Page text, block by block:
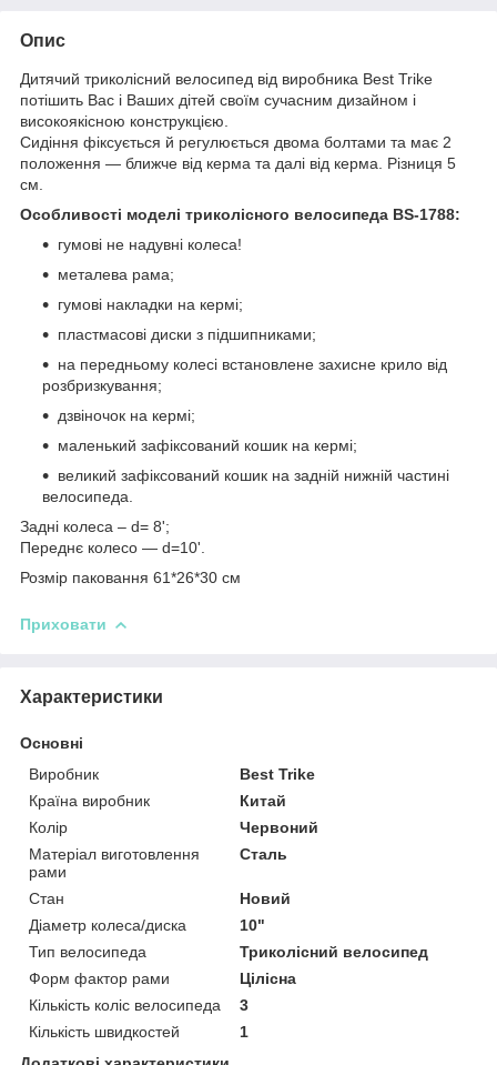
Опис
Дитячий триколісний велосипед від виробника Best Trike
потішить Вас і Ваших дітей своїм сучасним дизайном і
високоякісною конструкцією.
Сидіння фіксується й регулюється двома болтами та має 2
положення — ближче від керма та далі від керма. Різниця 5
см.
Особливості моделі триколісного велосипеда BS-1788:
гумові не надувні колеса!
металева рама;
гумові накладки на кермі;
пластмасові диски з підшипниками;
на передньому колесі встановлене захисне крило від
розбризкування;
дзвіночок на кермі;
маленький зафіксований кошик на кермі;
великий зафіксований кошик на задній нижній частині
велосипеда.
Задні колеса – d= 8';
Переднє колесо — d=10'.
Розмір паковання 61*26*30 см
Приховати
Характеристики
Основні
Виробник
Best Trike
Країна виробник
Китай
Колір
Червоний
Матеріал виготовлення
рами
Сталь
Стан
Новий
Діаметр колеса/диска
10"
Тип велосипеда
Триколісний велосипед
Форм фактор рами
Цілісна
Кількість коліс велосипеда
3
Кількість швидкостей
1